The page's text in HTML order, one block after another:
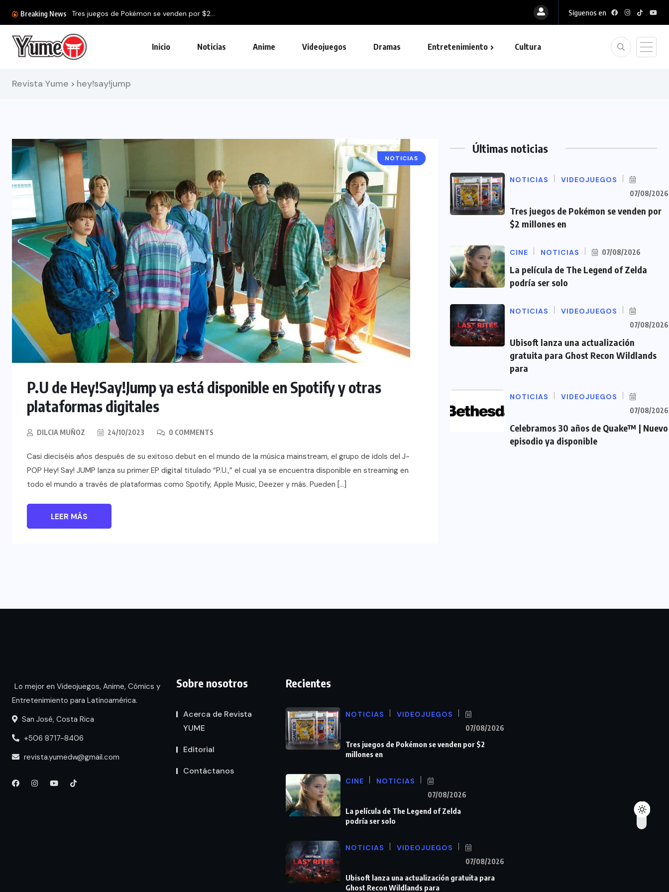
Breaking News Tres juegos de Pokémon se venden por $2... Síguenos en
Inicio Noticias Anime Videojuegos Dramas Entretenimiento Cultura
Revista Yume > hey!say!jump
MÚSICA
NOTICIAS
P.U de Hey!Say!Jump ya está disponible en Spotify y otras
plataformas digitales
DILCIA MUÑOZ 24/10/2023 0 COMMENTS
Casi dieciséis años después de su exitoso debut en el mundo de la música mainstream, el grupo de idols del J-
POP Hey! Say! JUMP lanza su primer EP digital titulado “P.U.,” el cual ya se encuentra disponible en streaming en
todo el mundo a través de plataformas como Spotify, Apple Music, Deezer y más. Pueden […]
LEER MÁS
Últimas noticias
NOTICIAS VIDEOJUEGOS
07/08/2026
Tres juegos de Pokémon se venden por
$2 millones en
CINE NOTICIAS 07/08/2026
La película de The Legend of Zelda
podría ser solo
NOTICIAS VIDEOJUEGOS
07/08/2026
Ubisoft lanza una actualización
gratuita para Ghost Recon Wildlands
para
NOTICIAS VIDEOJUEGOS
07/08/2026
Celebramos 30 años de Quake™ | Nuevo
episodio ya disponible
Lo mejor en Videojuegos, Anime, Cómics y
Entretenimiento para Latinoamérica.
San José, Costa Rica
+506 8717-8406
revista.yumedw@gmail.com
Sobre nosotros
Acerca de Revista
YUME
Editorial
Contáctanos
Recientes
NOTICIAS VIDEOJUEGOS
07/08/2026
Tres juegos de Pokémon se venden por $2
millones en
CINE NOTICIAS
07/08/2026
La película de The Legend of Zelda
podría ser solo
NOTICIAS VIDEOJUEGOS
07/08/2026
Ubisoft lanza una actualización gratuita para
Ghost Recon Wildlands para